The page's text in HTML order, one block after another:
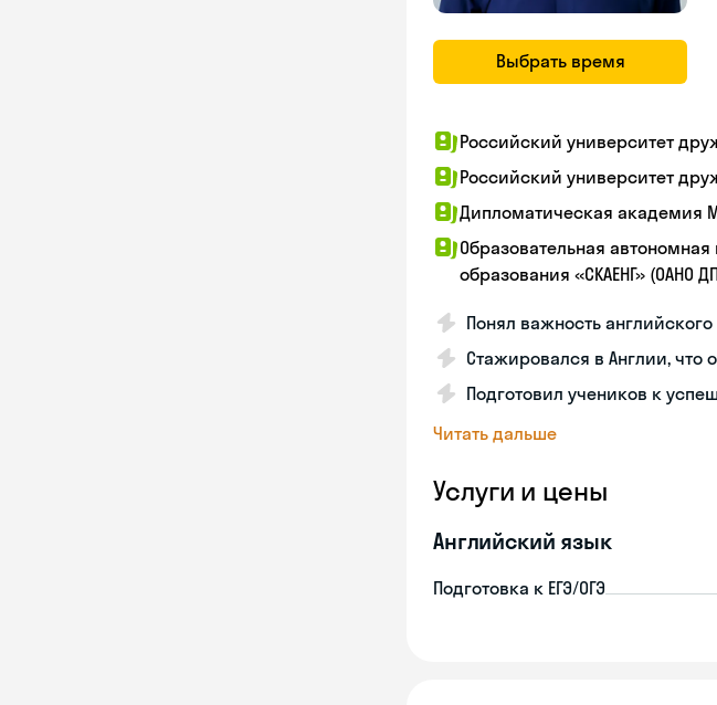
Выбрать время
Российский университет
Российский университет
Дипломатическая академия
Образовательная
образования «СКАЕНГ» (ОАНО
Понял важность
Стажировался в Англии, что
Подготовил учеников к
Читать дальше
Услуги и цены
Английский язык
Подготовка к ЕГЭ/ОГЭ